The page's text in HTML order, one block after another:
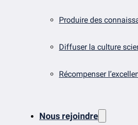
Produire des
Diffuser la culture
Récompenser
Nous rejoindre